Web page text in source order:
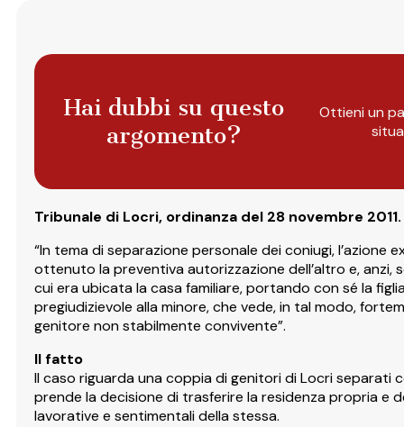
Hai dubbi su questo
argomento?
Ottieni un
Tribunale di Locri, ordinanza del 28 novembre 2011.
“In tema di separazione personale dei coniugi,
ottenuto la preventiva autorizzazione dell’altro e,
cui era ubicata la casa familiare, portando con sé la
pregiudizievole alla minore, che vede, in tal modo,
genitore non stabilmente convivente”.
Il fatto
Il caso riguarda una coppia di genitori di Locri separati
prende la decisione di trasferire la residenza propria e
lavorative e sentimentali della stessa.